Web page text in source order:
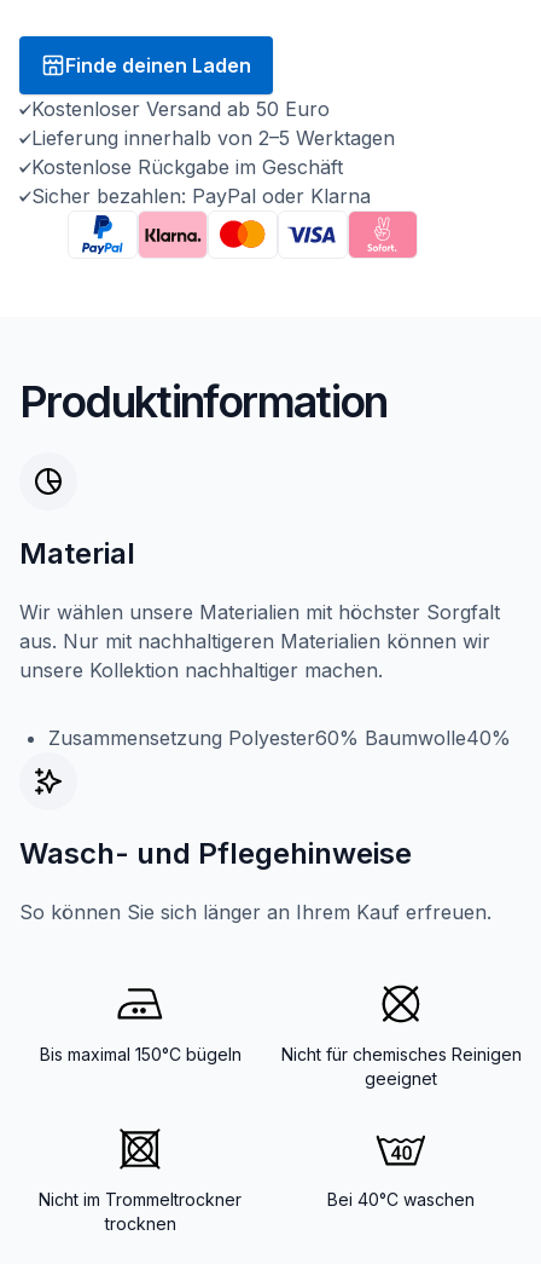
Finde deinen Laden
Kostenloser Versand ab 50 Euro
Lieferung innerhalb von 2–5 Werktagen
Kostenlose Rückgabe im Geschäft
Sicher bezahlen: PayPal oder Klarna
Produktinformation
Material
Wir wählen unsere Materialien mit höchster Sorgfalt
aus. Nur mit nachhaltigeren Materialien können wir
unsere Kollektion nachhaltiger machen.
Zusammensetzung Polyester60% Baumwolle40%
Wasch- und Pflegehinweise
So können Sie sich länger an Ihrem Kauf erfreuen.
Bis maximal 150°C bügeln
Nicht für chemisches Reinigen
geeignet
Nicht im Trommeltrockner
trocknen
Bei 40°C waschen